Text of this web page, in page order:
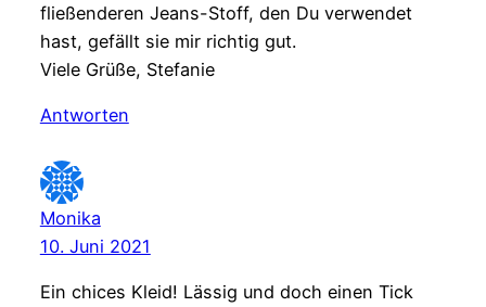
fließenderen Jeans-Stoff, den Du verwendet
hast, gefällt sie mir richtig gut.
Viele Grüße, Stefanie
Antworten
Monika
10. Juni 2021
Ein chices Kleid! Lässig und doch einen Tick